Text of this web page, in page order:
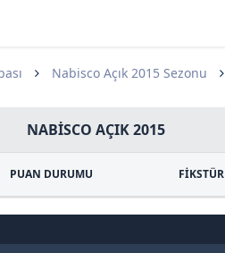
Nabisco Açık 2015 Sezonu
NABISCO AÇIK 2015
PUAN DURUMU FİKSTÜR